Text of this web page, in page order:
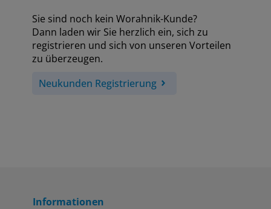
Sie sind noch kein Worahnik-Kunde?
Dann laden wir Sie herzlich ein, sich zu
registrieren und sich von unseren Vorteilen
zu überzeugen.
Neukunden Registrierung
Informationen